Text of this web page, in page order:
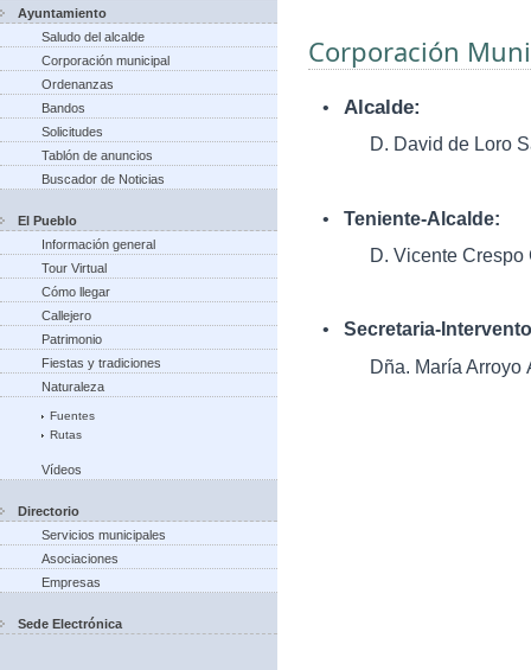
Ayuntamiento
Saludo del alcalde
Corporación municipal
Ordenanzas
Bandos
Solicitudes
Tablón de anuncios
Buscador de Noticias
El Pueblo
Información general
Tour Virtual
Cómo llegar
Callejero
Patrimonio
Fiestas y tradiciones
Naturaleza
Fuentes
Rutas
Vídeos
Directorio
Servicios municipales
Asociaciones
Empresas
Sede Electrónica
Corporación
• Alcalde:
D. David de Loro
• Teniente-Alcalde:
D. Vicente Crespo
• Secretaria-
Dña. María Arroyo